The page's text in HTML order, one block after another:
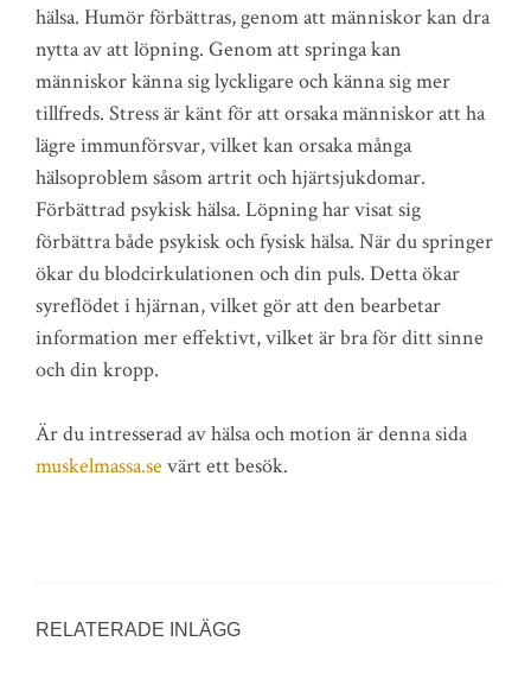
hälsa. Humör förbättras, genom att människor kan dra
nytta av att löpning. Genom att springa kan
människor känna sig lyckligare och känna sig mer
tillfreds. Stress är känt för att orsaka människor att ha
lägre immunförsvar, vilket kan orsaka många
hälsoproblem såsom artrit och hjärtsjukdomar.
Förbättrad psykisk hälsa. Löpning har visat sig
förbättra både psykisk och fysisk hälsa. När du springer
ökar du blodcirkulationen och din puls. Detta ökar
syreflödet i hjärnan, vilket gör att den bearbetar
information mer effektivt, vilket är bra för ditt sinne
och din kropp.
Är du intresserad av hälsa och motion är denna sida
muskelmassa.se värt ett besök.
RELATERADE INLÄGG